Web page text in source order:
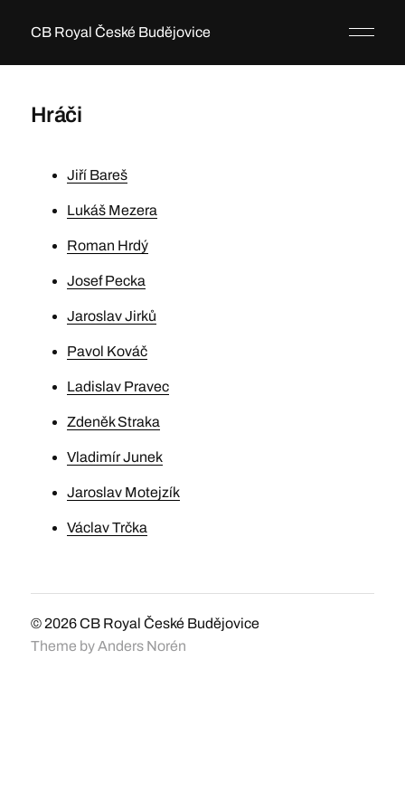
CB Royal České Budějovice
Hráči
Jiří Bareš
Lukáš Mezera
Roman Hrdý
Josef Pecka
Jaroslav Jirků
Pavol Kováč
Ladislav Pravec
Zdeněk Straka
Vladimír Junek
Jaroslav Motejzík
Václav Trčka
© 2026CB Royal České Budějovice
Theme byAnders Norén